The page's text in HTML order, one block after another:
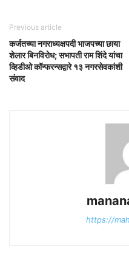
Previous article
कर्जतच्या नगराध्यक्षपदी भाजपच्या छाया
शेलार बिनविरोध; सभापती राम शिंदे यांचा
व्हिडीओ कॉन्फरन्सद्वारे १३ नगरसेवकांशी
संवाद
https://